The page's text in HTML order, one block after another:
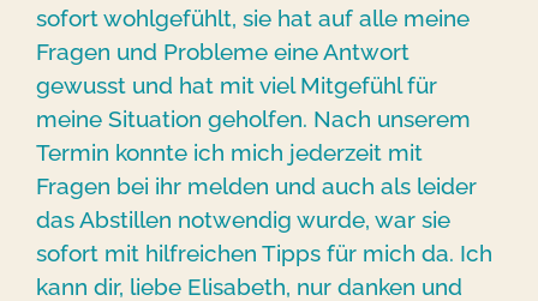
sofort wohlgefühlt, sie hat auf alle meine
Fragen und Probleme eine Antwort
gewusst und hat mit viel Mitgefühl für
meine Situation geholfen. Nach unserem
Termin konnte ich mich jederzeit mit
Fragen bei ihr melden und auch als leider
das Abstillen notwendig wurde, war sie
sofort mit hilfreichen Tipps für mich da. Ich
kann dir, liebe Elisabeth, nur danken und